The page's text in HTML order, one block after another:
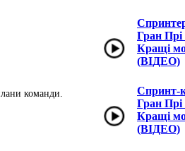
команди.
Гран
Кращі
(ВІДЕО)
Спринт-
Гран
Кращі
(ВІДЕО)